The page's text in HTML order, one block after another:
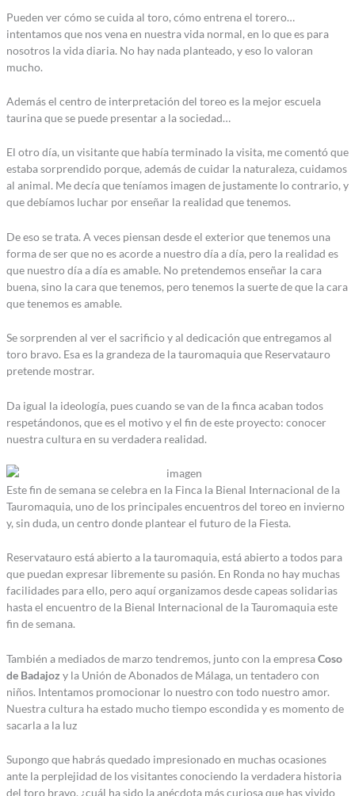
Pueden ver cómo se cuida al toro, cómo entrena el torero…
intentamos que nos vena en nuestra vida normal, en lo que es para
nosotros la vida diaria. No hay nada planteado, y eso lo valoran
mucho.
Además el centro de interpretación del toreo es la mejor escuela
taurina que se puede presentar a la sociedad…
El otro día, un visitante que había terminado la visita, me comentó que
estaba sorprendido porque, además de cuidar la naturaleza, cuidamos
al animal. Me decía que teníamos imagen de justamente lo contrario, y
que debíamos luchar por enseñar la realidad que tenemos.
De eso se trata. A veces piensan desde el exterior que tenemos una
forma de ser que no es acorde a nuestro día a día, pero la realidad es
que nuestro día a día es amable. No pretendemos enseñar la cara
buena, sino la cara que tenemos, pero tenemos la suerte de que la cara
que tenemos es amable.
Se sorprenden al ver el sacrificio y al dedicación que entregamos al
toro bravo. Esa es la grandeza de la tauromaquia que Reservatauro
pretende mostrar.
Da igual la ideología, pues cuando se van de la finca acaban todos
respetándonos, que es el motivo y el fin de este proyecto: conocer
nuestra cultura en su verdadera realidad.
Este fin de semana se celebra en la Finca la Bienal Internacional de la
Tauromaquia, uno de los principales encuentros del toreo en invierno
y, sin duda, un centro donde plantear el futuro de la Fiesta.
Reservatauro está abierto a la tauromaquia, está abierto a todos para
que puedan expresar libremente su pasión. En Ronda no hay muchas
facilidades para ello, pero aquí organizamos desde capeas solidarias
hasta el encuentro de la Bienal Internacional de la Tauromaquia este
fin de semana.
También a mediados de marzo tendremos, junto con la empresaCoso
de Badajoz y la Unión de Abonados de Málaga, un tentadero con
niños. Intentamos promocionar lo nuestro con todo nuestro amor.
Nuestra cultura ha estado mucho tiempo escondida y es momento de
sacarla a la luz
Supongo que habrás quedado impresionado en muchas ocasiones
ante la perplejidad de los visitantes conociendo la verdadera historia
del toro bravo, ¿cuál ha sido la anécdota más curiosa que has vivido